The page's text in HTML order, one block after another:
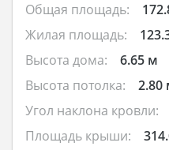
Общая площадь:
Жилая площадь:
Высота дома:
6.65 м
Высота потолка:
2.80
Угол наклона кровли:
Площадь крыши: